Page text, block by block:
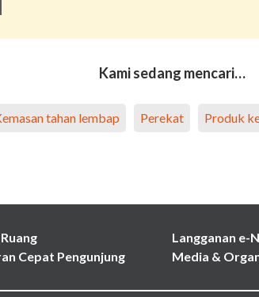
Kami sedang mencari…
tahan lembap Perekat Produk
Cepat Pengunjung
Langganan e-
Media &